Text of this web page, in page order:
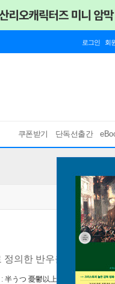
로그인 회
쿠폰받기 단독선출간
의한 반우울 심리학 [
半うつ 憂鬱以上,うつ未滿